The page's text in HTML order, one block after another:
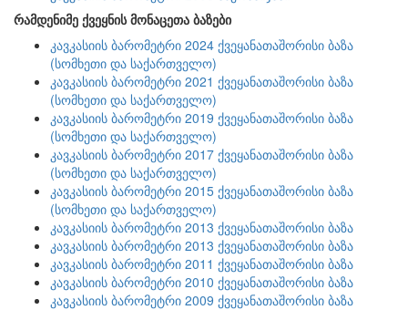
რამდენიმე ქვეყნის მონაცეთა ბაზები
კავკასიის ბარომეტრი 2024 ქვეყანათაშორისი ბაზა
(სომხეთი და საქართველო)
კავკასიის ბარომეტრი 2021 ქვეყანათაშორისი ბაზა
(სომხეთი და საქართველო)
კავკასიის ბარომეტრი 2019 ქვეყანათაშორისი ბაზა
(სომხეთი და საქართველო)
კავკასიის ბარომეტრი 2017 ქვეყანათაშორისი ბაზა
(სომხეთი და საქართველო)
კავკასიის ბარომეტრი 2015 ქვეყანათაშორისი ბაზა
(სომხეთი და საქართველო)
კავკასიის ბარომეტრი 2013 ქვეყანათაშორისი ბაზა
კავკასიის ბარომეტრი 2013 ქვეყანათაშორისი ბაზა
კავკასიის ბარომეტრი 2011 ქვეყანათაშორისი ბაზა
კავკასიის ბარომეტრი 2010 ქვეყანათაშორისი ბაზა
კავკასიის ბარომეტრი 2009 ქვეყანათაშორისი ბაზა